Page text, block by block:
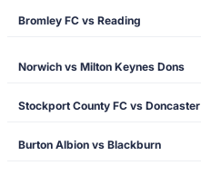
Bromley FC vs Reading
Norwich vs Milton Keynes Dons
Stockport County FC vs Doncaster
Burton Albion vs Blackburn